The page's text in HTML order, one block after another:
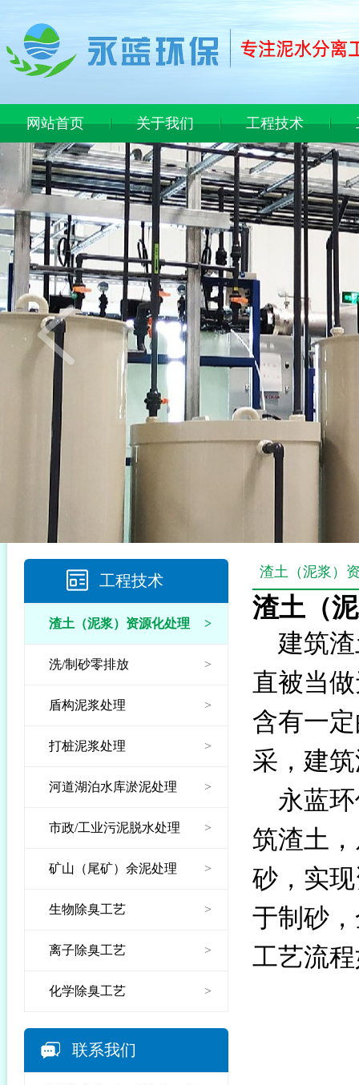
网站首页 关于我们 工程技术
工程技术
渣土（泥浆）资源化处理 >
洗/制砂零排放 >
盾构泥浆处理 >
打桩泥浆处理 >
河道湖泊水库淤泥处理 >
市政/工业污泥脱水处理 >
矿山（尾矿）余泥处理 >
生物除臭工艺 >
离子除臭工艺 >
化学除臭工艺 >
联系我们
渣土（泥浆）
渣土（
建筑
直被当
含有一
采，建
永蓝
筑渣土
砂，实
于制砂
工艺流